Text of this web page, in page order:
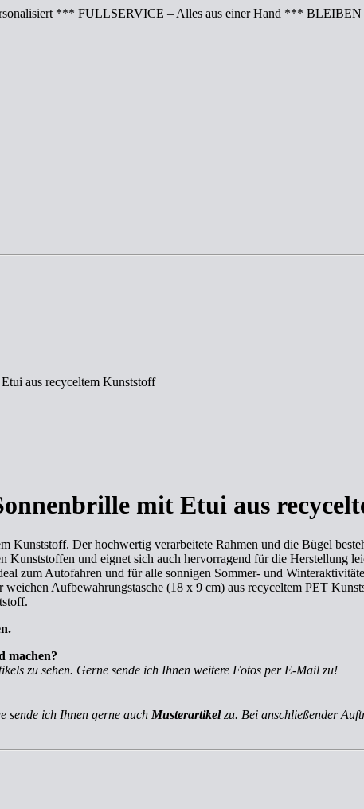
*** FULLSERVICE – Alles aus einer Hand ***
aus recyceltem Kunststoff
mit Etui aus
Kunststoff. Der hochwertig verarbeitete Rahmen und die Bügel
Kunststoffen und eignet sich auch hervorragend für die Herstellung
zum Autofahren und für alle sonnigen Sommer- und
Aufbewahrungstasche (18 x 9 cm) aus recyceltem PET
machen?
zu sehen. Gerne sende ich Ihnen weitere Fotos per E-Mail zu!
sende ich Ihnen gerne auch Musterartikelzu. Bei anschließender